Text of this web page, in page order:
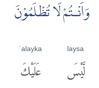
وَاَنْـتُمْ لَا تُظْلَمُوْنَ
laysa
لَّيْسَ
ʿalayka
عَلَيْكَ